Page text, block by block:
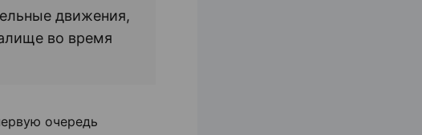
движения,
во время
очередь